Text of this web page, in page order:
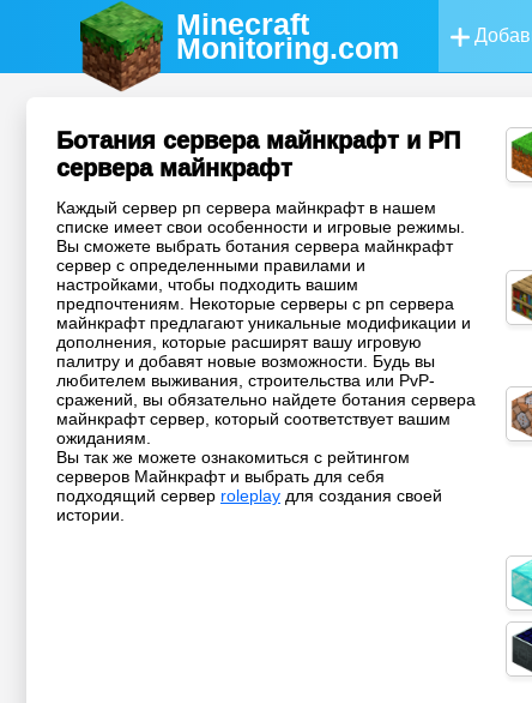
Minecraft
Monitoring.com
Ботания сервера майнкрафт и РП
сервера майнкрафт
Каждый сервер рп сервера майнкрафт в нашем
списке имеет свои особенности и игровые режимы.
Вы сможете выбрать ботания сервера майнкрафт
сервер с определенными правилами и
настройками, чтобы подходить вашим
предпочтениям. Некоторые серверы с рп сервера
майнкрафт предлагают уникальные модификации и
дополнения, которые расширят вашу игровую
палитру и добавят новые возможности. Будь вы
любителем выживания, строительства или PvP-
сражений, вы обязательно найдете ботания сервера
майнкрафт сервер, который соответствует вашим
ожиданиям.
Вы так же можете ознакомиться с рейтингом
серверов Майнкрафт и выбрать для себя
подходящий сервер roleplay для создания своей
истории.